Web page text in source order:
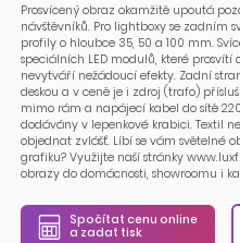
Prosvícený obraz okamžitě upoutá
návštěvníků. Pro lightboxy se zadním
profily o hloubce 35, 50 a 100 mm.
speciálních LED modulů, které
nevytváří nežádoucí efekty. Zadní
deskou a v ceně je i zdroj (trafo)
mimo rám a napájecí kabel do sítě
dodávány v lepenkové krabici. Textil
objednat zvlášť. Líbí se vám světelné
grafiku? Využijte naší stránky
obrazy do domácnosti, showroomu i
Spočítat cenu online
a zadat tisk